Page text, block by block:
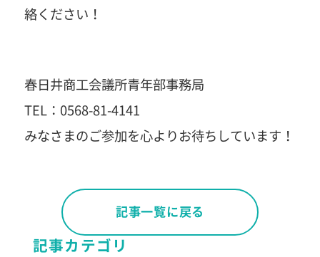
絡ください！
春日井商工会議所青年部事務局
TEL：0568-81-4141
みなさまのご参加を心よりお待ちしています！
記事一覧に戻る
記事カテゴリ